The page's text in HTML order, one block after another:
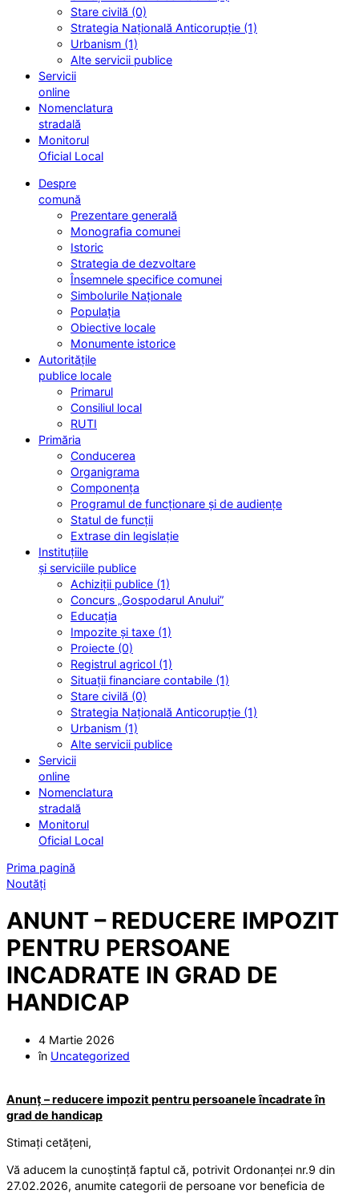
Stare civilă (0)
Strategia Națională Anticorupție (1)
Urbanism (1)
Alte servicii publice
Servicii
online
Nomenclatura
stradală
Monitorul
Oficial Local
Despre
comună
Prezentare generală
Monografia comunei
Istoric
Strategia de dezvoltare
Însemnele specifice comunei
Simbolurile Naționale
Populația
Obiective locale
Monumente istorice
Autoritățile
publice locale
Primarul
Consiliul local
RUTI
Primăria
Conducerea
Organigrama
Componența
Programul de funcționare și de audiențe
Statul de funcții
Extrase din legislație
Instituțiile
și serviciile publice
Achiziții publice (1)
Concurs „Gospodarul Anului”
Educația
Impozite și taxe (1)
Proiecte (0)
Registrul agricol (1)
Situații financiare contabile (1)
Stare civilă (0)
Strategia Națională Anticorupție (1)
Urbanism (1)
Alte servicii publice
Servicii
online
Nomenclatura
stradală
Monitorul
Oficial Local
Prima pagină
Noutăți
ANUNT – REDUCERE IMPOZIT
PENTRU PERSOANE
INCADRATE IN GRAD DE
HANDICAP
4 Martie 2026
în Uncategorized
Anunț – reducere impozit pentru persoanele încadrate în
grad de handicap
Stimați cetățeni,
Vă aducem la cunoștință faptul că, potrivit Ordonanței nr.9 din
27.02.2026, anumite categorii de persoane vor beneficia de